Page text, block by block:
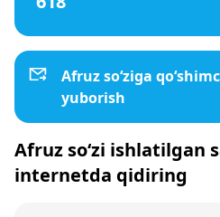
Afruz so‘ziga
yuborish
Afruz so‘zi ishlatilgan
internetda qidiring